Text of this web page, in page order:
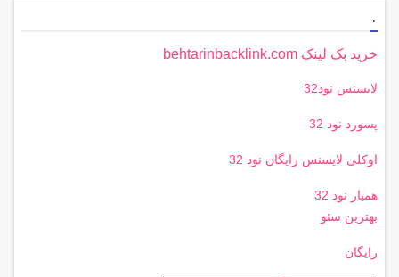
.
خرید بک لینک behtarinbacklink.com
لایسنس نود32
پسورد نود 32
اوکلی لایسنس رایگان نود 32
همیار نود 32
بهترین سئو
رایگان